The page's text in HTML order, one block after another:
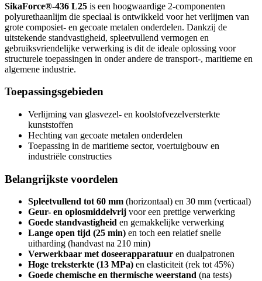
SikaForce®-436 L25 is een hoogwaardige 2-componenten
polyurethaanlijm die speciaal is ontwikkeld voor het verlijmen van
grote composiet- en gecoate metalen onderdelen. Dankzij de
uitstekende standvastigheid, spleetvullend vermogen en
gebruiksvriendelijke verwerking is dit de ideale oplossing voor
structurele toepassingen in onder andere de transport-, maritieme en
algemene industrie.
Toepassingsgebieden
Verlijming van glasvezel- en koolstofvezelversterkte
kunststoffen
Hechting van gecoate metalen onderdelen
Toepassing in de maritieme sector, voertuigbouw en
industriële constructies
Belangrijkste voordelen
Spleetvullend tot 60 mm (horizontaal) en 30 mm (verticaal)
Geur- en oplosmiddelvrij voor een prettige verwerking
Goede standvastigheid en gemakkelijke verwerking
Lange open tijd (25 min) en toch een relatief snelle
uitharding (handvast na 210 min)
Verwerkbaar met doseerapparatuur en dualpatronen
Hoge treksterkte (13 MPa) en elasticiteit (rek tot 45%)
Goede chemische en thermische weerstand (na tests)